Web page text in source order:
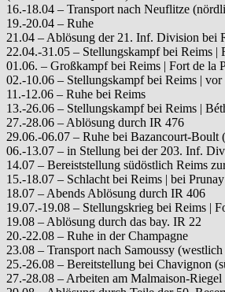
16.-18.04 – Transport nach Neuflitze
19.-20.04 – Ruhe
21.04 – Ablösung der 21. Inf. Division bei
22.04.-31.05 – Stellungskampf bei Reims |
01.06. – Großkampf bei Reims | Fort de la
02.-10.06 – Stellungskampf bei Reims | vor
11.-12.06 – Ruhe bei Reims
13.-26.06 – Stellungskampf bei Reims |
27.-28.06 – Ablösung durch IR 476
29.06.-06.07 – Ruhe bei Bazancourt-Boult
06.-13.07 – in Stellung bei der 203. Inf.
14.07 – Bereiststellung südöstlich Reims
15.-18.07 – Schlacht bei Reims | bei
18.07 – Abends Ablösung durch IR 406
19.07.-19.08 – Stellungskrieg bei Reims |
19.08 – Ablösung durch das bay. IR 22
20.-22.08 – Ruhe in der Champagne
23.08 – Transport nach Samoussy
25.-26.08 – Bereitstellung bei Chavignon
27.-28.08 – Arbeiten am Malmaison-Riegel